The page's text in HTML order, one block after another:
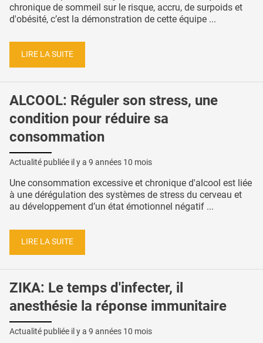
chronique de sommeil sur le risque, accru, de surpoids et
d'obésité, c’est la démonstration de cette équipe ...
LIRE LA SUITE
ALCOOL: Réguler son stress, une
condition pour réduire sa
consommation
Actualité publiée il y a 9 années 10 mois
Une consommation excessive et chronique d'alcool est liée
à une dérégulation des systèmes de stress du cerveau et
au développement d’un état émotionnel négatif ...
LIRE LA SUITE
ZIKA: Le temps d'infecter, il
anesthésie la réponse immunitaire
Actualité publiée il y a 9 années 10 mois